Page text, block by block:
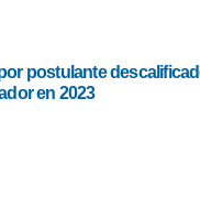
postulante
en 2023